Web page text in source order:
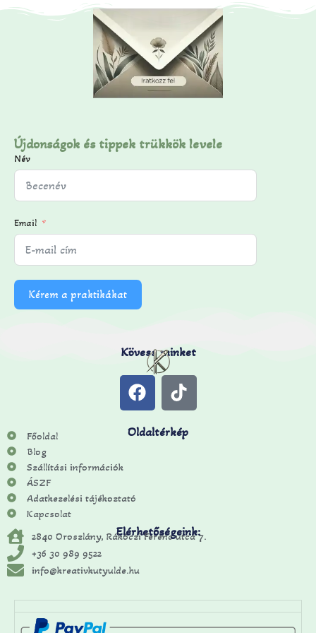
Újdonságok és tippek trükkök levele
Név
Email
Kérem a praktikákat
Kövess minket
Oldaltérkép
Főoldal
Blog
Szállítási információk
ÁSZF
Adatkezelési tájékoztató
Kapcsolat
Elérhetőségeink:
2840 Oroszlány, Rákóczi Ferenc utca 7.
+36 30 989 9522
info@kreativkutyulde.hu